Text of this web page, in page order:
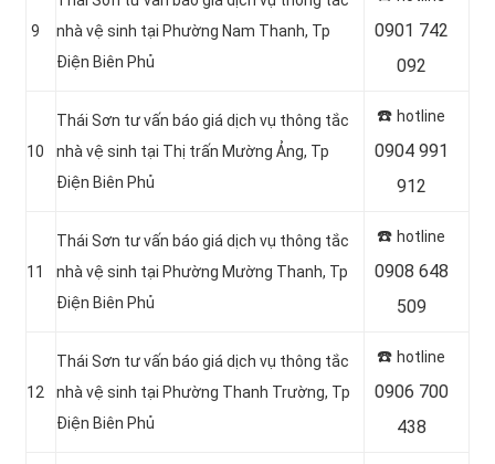
9
nhà vệ sinh tại Phường Nam Thanh, Tp
Điện Biên Phủ
0901 742
092
10
Thái Sơn tư vấn báo giá dịch vụ thông tắc
nhà vệ sinh tại Thị trấn Mường Ảng, Tp
Điện Biên Phủ
☎️ hotline
0904 991
912
11
Thái Sơn tư vấn báo giá dịch vụ thông tắc
nhà vệ sinh tại Phường Mường Thanh, Tp
Điện Biên Phủ
☎️ hotline
0908 648
509
12
Thái Sơn tư vấn báo giá dịch vụ thông tắc
nhà vệ sinh tại Phường Thanh Trường, Tp
Điện Biên Phủ
☎️ hotline
0906 700
438